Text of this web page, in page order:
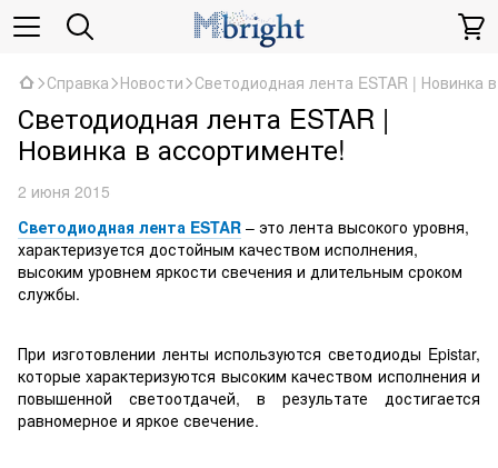
Справка Новости Светодиодная лента ESTAR | Новинка
Светодиодная лента ESTAR |
Новинка в ассортименте!
2 июня 2015
Светодиодная лента ESTAR – это лента высокого уровня,
характеризуется достойным качеством исполнения,
высоким уровнем яркости свечения и длительным сроком
службы.
При изготовлении ленты используются светодиоды Epistar,
которые характеризуются высоким качеством исполнения и
повышенной светоотдачей, в результате достигается
равномерное и яркое свечение.